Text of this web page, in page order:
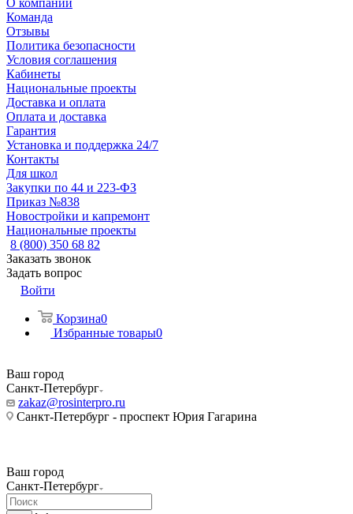
О компании
Команда
Отзывы
Политика безопасности
Условия соглашения
Кабинеты
Национальные проекты
Доставка и оплата
Оплата и доставка
Гарантия
Установка и поддержка 24/7
Контакты
Для школ
Закупки по 44 и 223-ФЗ
Приказ №838
Новостройки и капремонт
Национальные проекты
8 (800) 350 68 82
Заказать звонок
Задать вопрос
Войти
Корзина0
Избранные товары0
Ваш город
Санкт-Петербург
zakaz@rosinterpro.ru
Санкт-Петербург - проспект Юрия Гагарина
Ваш город
Санкт-Петербург